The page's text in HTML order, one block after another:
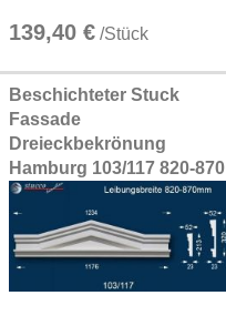
139,40 € /Stück
Beschichteter Stuck
Fassade
Dreieckbekrönung
Hamburg 103/117 820-870